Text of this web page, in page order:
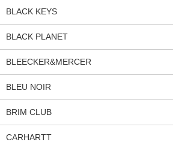
BLACK KEYS
BLACK PLANET
BLEECKER&MERCER
BLEU NOIR
BRIM CLUB
CARHARTT